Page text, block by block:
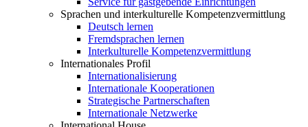
Sprachen und interkulturelle Kompetenzvermittlung
Deutsch lernen
Fremdsprachen lernen
Interkulturelle Kompetenzvermittlung
Internationales Profil
Internationalisierung
Internationale Kooperationen
Strategische Partnerschaften
Internationale Netzwerke